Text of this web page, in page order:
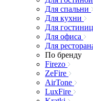
Для спальни
Для кухни
Для
Для офиса
Для
По бренду
Firezo
ZeFire
AirTone
LuxFire